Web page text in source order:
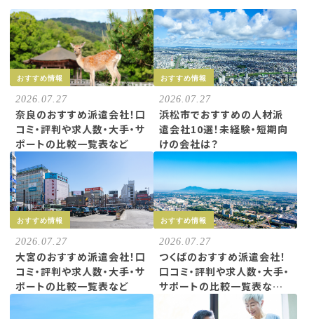
おすすめ情報
2026.07.27
奈良のおすすめ派遣会社！口
コミ・評判や求人数・大手・サ
ポートの比較一覧表など
おすすめ情報
2026.07.27
浜松市でおすすめの人材派
遣会社10選！未経験・短期向
けの会社は？
おすすめ情報
2026.07.27
大宮のおすすめ派遣会社！口
コミ・評判や求人数・大手・サ
ポートの比較一覧表など
おすすめ情報
2026.07.27
つくばのおすすめ派遣会社！
口コミ・評判や求人数・大手・
サポートの比較一覧表な…